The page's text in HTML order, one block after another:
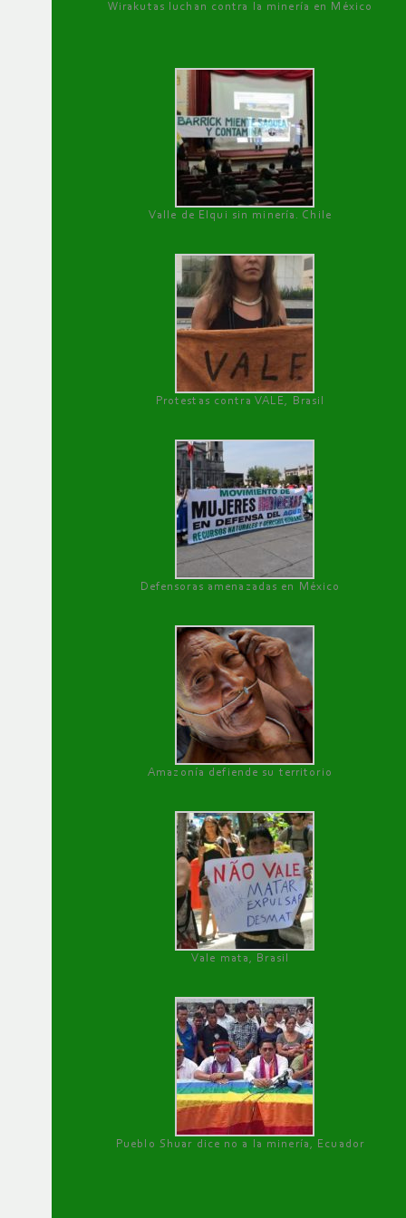
Wirakutas luchan contra la minería en México
Valle de Elqui sin minería. Chile
Protestas contra VALE, Brasil
Defensoras amenazadas en México
Amazonía defiende su territorio
Vale mata, Brasil
Pueblo Shuar dice no a la minería, Ecuador